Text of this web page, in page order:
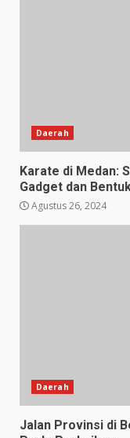
Daerah
Karate di Medan:
Gadget dan
Agustus 26, 2024
Daerah
Jalan Provinsi di